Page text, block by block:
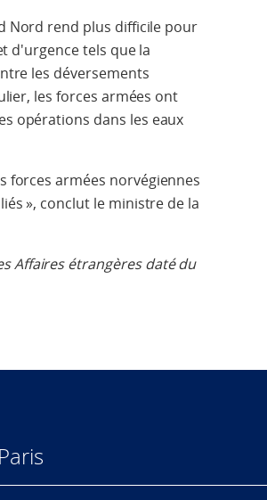
Nord rend plus difficile pour
d'urgence tels que la
les déversements
les forces armées ont
opérations dans les eaux
forces armées norvégiennes
», conclut le ministre de la
Affaires étrangères daté du